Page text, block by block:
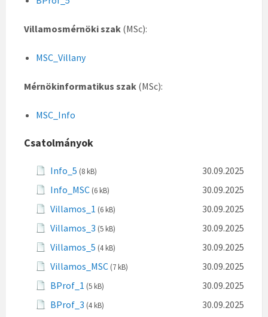
Villamosmérnöki szak (MSc):
MSC_Villany
Mérnökinformatikus szak (MSc):
MSC_Info
Csatolmányok
Info_5 (8 kB)
30.09.2025
Info_MSC (6 kB)
30.09.2025
Villamos_1 (6 kB)
30.09.2025
Villamos_3 (5 kB)
30.09.2025
Villamos_5 (4 kB)
30.09.2025
Villamos_MSC (7 kB)
30.09.2025
BProf_1 (5 kB)
30.09.2025
BProf_3 (4 kB)
30.09.2025